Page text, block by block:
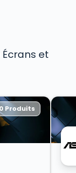
et
Produits